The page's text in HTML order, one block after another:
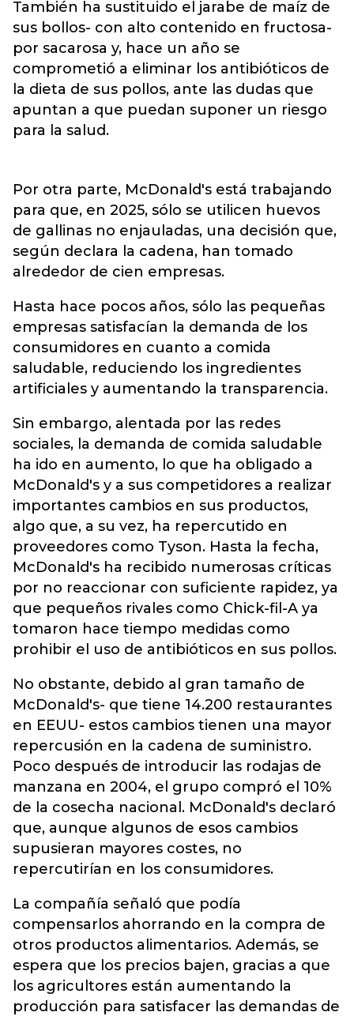
También ha sustituido el jarabe de maíz de
sus bollos- con alto contenido en fructosa-
por sacarosa y, hace un año se
comprometió a eliminar los antibióticos de
la dieta de sus pollos, ante las dudas que
apuntan a que puedan suponer un riesgo
para la salud.
Por otra parte, McDonald's está trabajando
para que, en 2025, sólo se utilicen huevos
de gallinas no enjauladas, una decisión que,
según declara la cadena, han tomado
alrededor de cien empresas.
Hasta hace pocos años, sólo las pequeñas
empresas satisfacían la demanda de los
consumidores en cuanto a comida
saludable, reduciendo los ingredientes
artificiales y aumentando la transparencia.
Sin embargo, alentada por las redes
sociales, la demanda de comida saludable
ha ido en aumento, lo que ha obligado a
McDonald's y a sus competidores a realizar
importantes cambios en sus productos,
algo que, a su vez, ha repercutido en
proveedores como Tyson. Hasta la fecha,
McDonald's ha recibido numerosas críticas
por no reaccionar con suficiente rapidez, ya
que pequeños rivales como Chick-fil-A ya
tomaron hace tiempo medidas como
prohibir el uso de antibióticos en sus pollos.
No obstante, debido al gran tamaño de
McDonald's- que tiene 14.200 restaurantes
en EEUU- estos cambios tienen una mayor
repercusión en la cadena de suministro.
Poco después de introducir las rodajas de
manzana en 2004, el grupo compró el 10%
de la cosecha nacional. McDonald's declaró
que, aunque algunos de esos cambios
supusieran mayores costes, no
repercutirían en los consumidores.
La compañía señaló que podía
compensarlos ahorrando en la compra de
otros productos alimentarios. Además, se
espera que los precios bajen, gracias a que
los agricultores están aumentando la
producción para satisfacer las demandas de